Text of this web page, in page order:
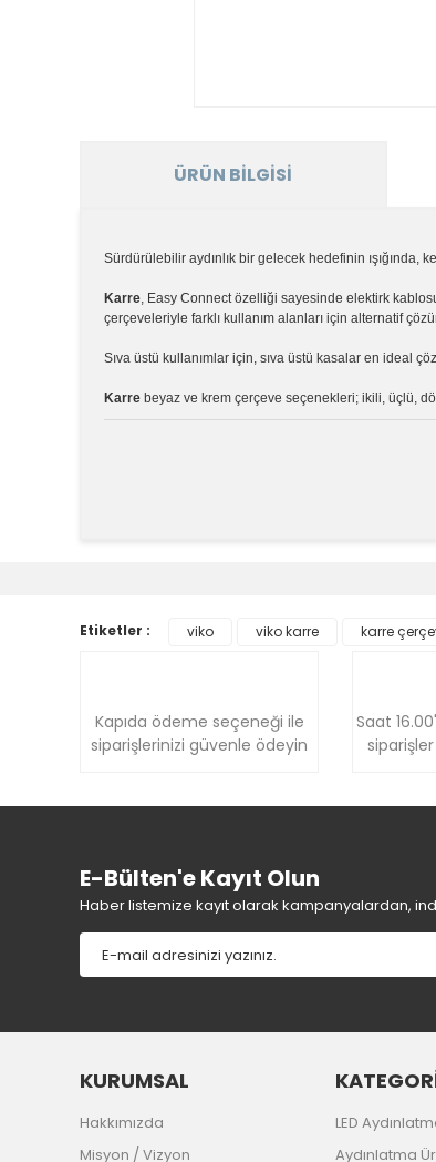
ÜRÜN BILGISI
Sürdürülebilir aydınlık bir gelecek hedefinin
Karre , Easy Connect özelliği sayesinde elektirk
çerçeveleriyle farklı kullanım alanları için alternatif
Sıva üstü kullanımlar için, sıva üstü kasalar en ideal
Karre beyaz ve krem çerçeve seçenekleri; ikili, üçlü,
Ürün fiyatı diğer sitelerden daha pahalı.
Bu ürüne benzer farklı alternatifler olmalı.
Etiketler : viko viko karre karre
Kapıda ödeme seçeneği ile
siparişlerinizi güvenle ödeyin
Saat
E-Bülten'e Kayıt Olun
Haber listemize kayıt olarak kampanyalardan,
KURUMSAL
Hakkımızda
Misyon / Vizyon
LED
Aydınlatma